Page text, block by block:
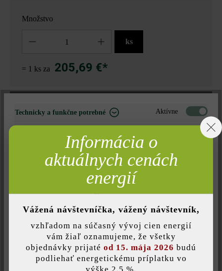
Množstvo
ks
= 1 ks za 205,69 €*
Nájdite predajcu vo vašom okolí
Pridať do zoznamu želaní
Tlač stránky
Opis produktu
Stojacie svietidlo Ace od in-lite vás očarí čistým moderným
dizajnom a upúta vašu pozornosť vedľa chodníkov, terás a
Technicky a funkčne potrebné Aktívne
Neaktívne
Komfort (funkčnosť stránky)
Uložiť individuálne nastavenie
Táto webová stránka používa súbory cookie, aby vám ponúkla
Informácia o
aktuálnych cenách
energií
Vážená návštevníčka, vážený návštevník,
vzhľadom na súčasný vývoj cien energií
vám žiaľ oznamujeme, že všetky
objednávky prijaté od 15. mája 2026 budú
podliehať energetickému príplatku vo
výške 2,5 %.